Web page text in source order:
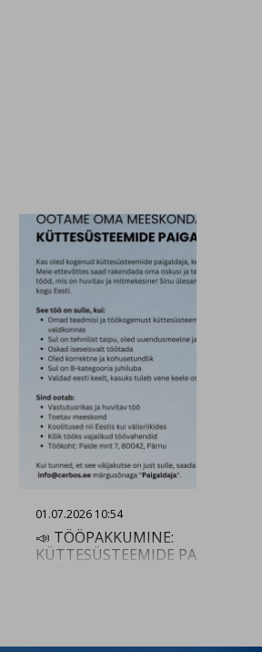
01.07.2026 10:54
📣 TÖÖPAKKUMINE:
KÜTTESÜSTEEMIDE